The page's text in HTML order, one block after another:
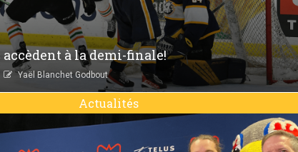
accèdent à la demi-finale!
Yaël Blanchet Godbout
Actualités